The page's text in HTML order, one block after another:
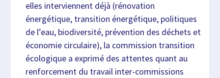
elles interviennent déjà (rénovation
énergétique, transition énergétique, politiques
de l’eau, biodiversité, prévention des déchets et
économie circulaire), la commission transition
écologique a exprimé des attentes quant au
renforcement du travail inter-commissions